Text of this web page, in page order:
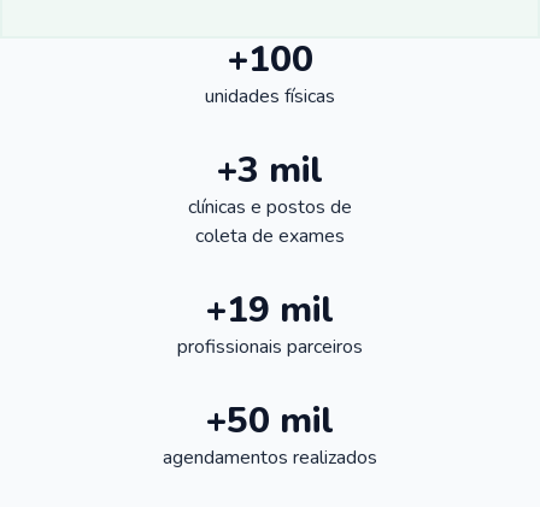
+100
unidades físicas
+3 mil
clínicas e postos de
coleta de exames
+19 mil
profissionais parceiros
+50 mil
agendamentos realizados